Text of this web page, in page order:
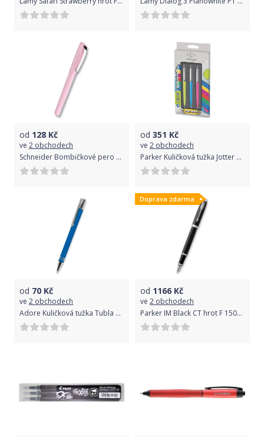
od 128 Kč
ve 2 obchodech
Schneider Bombičkové pero Ceod Colour pastelově růžová 168709
od 351 Kč
ve 2 obchodech
Parker Kuličková tužka Jotter Originals PopArt Trio žlutá, modrá, růžová 3 ks 1502/1641359
od 70 Kč
ve 2 obchodech
Adore Kuličková tužka Tubla 3013 modrá
Doprava zdarma
od 1166 Kč
ve 2 obchodech
Parker IM Black CT hrot F 1502/3131644